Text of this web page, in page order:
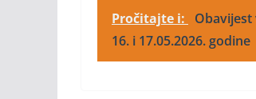
Pročitajte i:
Obavijest
16. i 17.05.2026. godine